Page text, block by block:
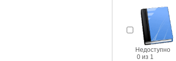
Недоступно
0 из 1